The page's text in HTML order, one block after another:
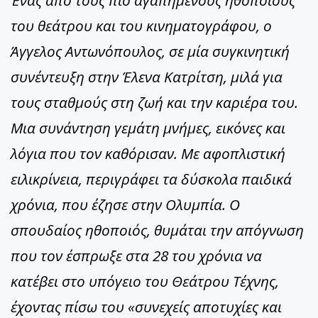
του θεάτρου και του κινηματογράφου, ο
Άγγελος Αντωνόπουλος, σε μία συγκινητική
συνέντευξη στην Έλενα Κατρίτση, μιλά για
τους σταθμούς στη ζωή και την καριέρα του.
Μια συνάντηση γεμάτη μνήμες, εικόνες και
λόγια που τον καθόρισαν. Με αφοπλιστική
ειλικρίνεια, περιγράφει τα δύσκολα παιδικά
χρόνια, που έζησε στην Ολυμπία. Ο
σπουδαίος ηθοποιός, θυμάται την απόγνωση
που τον έσπρωξε στα 28 του χρόνια να
κατέβει στο υπόγειο του Θεάτρου Τέχνης,
έχοντας πίσω του «συνεχείς αποτυχίες και